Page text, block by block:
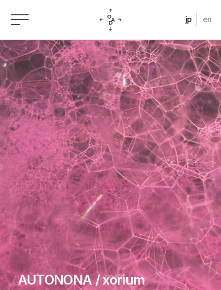
jp en
Daimaru Shinsaibashi 300th
Anniversary Exhibition
“Hitomasu Art Museum” – A
Phoenix Banquet Soaring
Toward the Future
大丸心斎橋店開業300周年 ひとます美術館 ＝未来へはばたくフ
AUTONONA / xorium
A Legacy of Chairs / Carl
Hansen ＆ Søn
Tomoya Tsukamoto
Takakura kazuki etc. ／
“Hyper Oriental” - Character
Matrix -
たかくらかずき企画展『ハイパーオリエンタル』-キャラクターマトリ